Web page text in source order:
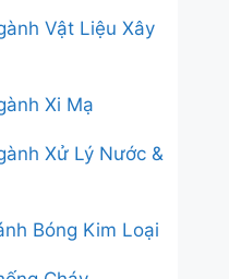
Vật Liệu Xây
Xi Mạ
Xử Lý Nước &
Bóng Kim Loại